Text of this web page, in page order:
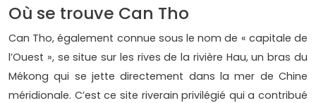
Où se trouve Can Tho
Can Tho, également connue sous le nom de « capitale de
l’Ouest », se situe sur les rives de la rivière Hau, un bras du
Mékong qui se jette directement dans la mer de Chine
méridionale. C’est ce site riverain privilégié qui a contribué